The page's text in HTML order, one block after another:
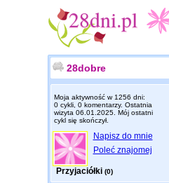
28dobre
Moja aktywność w 1256 dni:
0 cykli, 0 komentarzy. Ostatnia
wizyta 06.01.2025. Mój ostatni
cykl się skończył.
Napisz do mnie
Poleć znajomej
Przyjaciółki (0)